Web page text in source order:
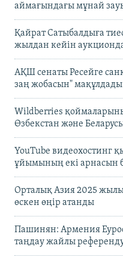
аймағындағы мұнай
Қайрат Сатыбалдыға
жылдан кейін
АҚШ сенаты Ресейге
заң жобасын" мақұлдады
Wildberries
Өзбекстан және
YouTube видеохостинг
ұйымының екі арнасын
Орталық Азия 2025
өскен өңір атанды
Пашинян: Армения
таңдау жайлы